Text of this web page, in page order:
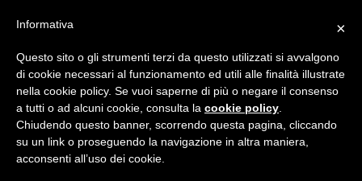
BROWSE TAG
gheddafi
Migranti e Libia, cosa sta combinando
Mario Draghi?
Tripoli bel suol d’amore: da qualche mese le relazioni
×
Informativa
Questo sito o gli strumenti terzi da questo utilizzati si avvalgono
di cookie necessari al funzionamento ed utili alle finalità illustrate
nella cookie policy. Se vuoi saperne di più o negare il consenso
a tutti o ad alcuni cookie, consulta la cookie policy
Chiudendo questo banner, scorrendo questa pagina, cliccando
su un link o proseguendo la navigazione in altra maniera,
acconsenti all’uso dei cookie.